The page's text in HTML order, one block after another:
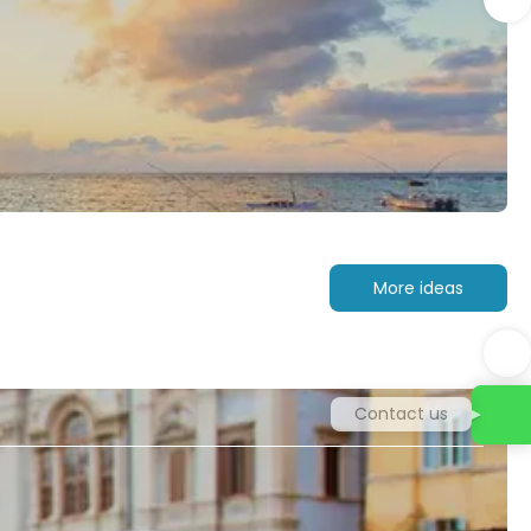
More ideas
Contact us